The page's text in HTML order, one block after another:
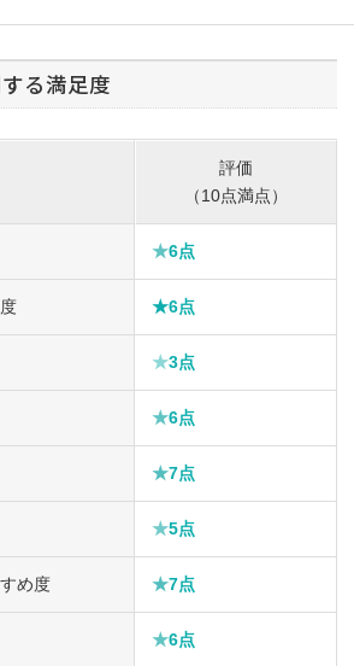
る満足度
評価
（10点満点）
★6点
★6点
★3点
★6点
★7点
★5点
め度 ★7点
★6点